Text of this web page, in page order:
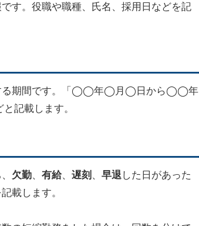
す。役職や職種、氏名、採用日などを記
する期間です。「◯◯年◯月◯日から◯◯年
記載します。
欠勤、 有給、 遅刻 、 早退 した日があった
載します。